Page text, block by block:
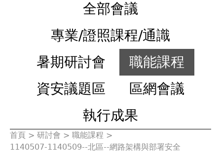
全部會議
專業/證照課程/通識
暑期研討會
職能課程
資安議題區
區網會議
執行成果
您
首頁 > 研討會 > 職能課程 >
1140507-1140509--北區--網路架構與部署安全